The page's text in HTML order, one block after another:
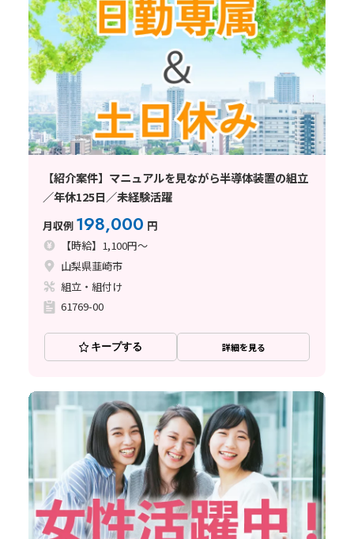
【紹介案件】マニュアルを見ながら半導体装置の組立
／年休125日／未経験活躍
月収例 198,000 円
【時給】1,100円～
山梨県韮崎市
組立・組付け
61769-00
キープする 詳細を見る